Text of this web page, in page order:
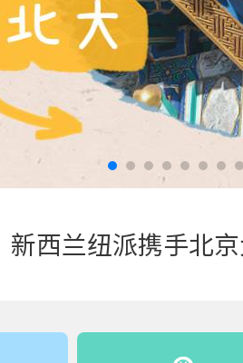
踏青游玩-好体质，